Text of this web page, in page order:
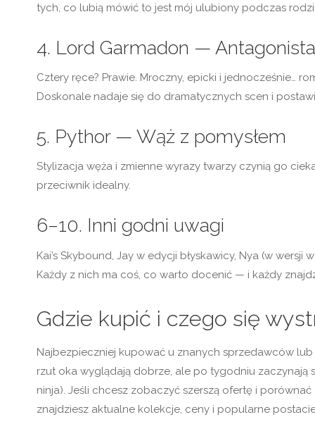
tych, co lubią mówić to jest mój ulubiony podczas
4. Lord Garmadon —
Cztery ręce? Prawie. Mroczny, epicki i jednocześnie…
Doskonale nadaje się do dramatycznych scen i
5. Pythor — Wąż z pomysłem
Stylizacja węża i zmienne wyrazy twarzy czynią go
przeciwnik idealny.
6–10. Inni godni uwagi
Kai’s Skybound, Jay w edycji błyskawicy, Nya (w
Każdy z nich ma coś, co warto docenić — i każdy
Gdzie kupić i czego się
Najbezpieczniej kupować u znanych sprzedawców
rzut oka wyglądają dobrze, ale po tygodniu zaczynają
ninja). Jeśli chcesz zobaczyć szerszą ofertę i
znajdziesz aktualne kolekcje, ceny i popularne